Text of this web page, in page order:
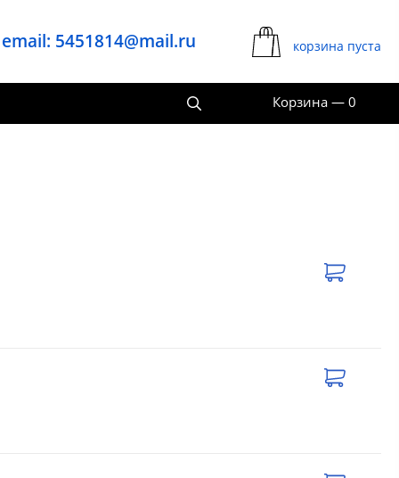
email: 5451814@mail.ru корзина пуста
Корзина — 0